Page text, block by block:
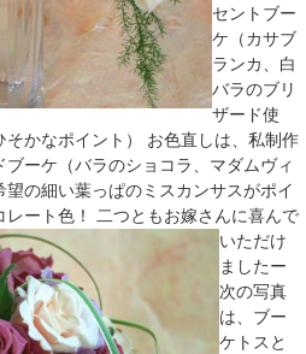
セントブー
ケ（カサブ
ランカ、白
バラのブリ
ザード使
そかなポイント） お色直しは、私制作
ーケ（バラのショコラ、マダムヴィ
の細い葉っぱのミスカンサスがポイ
レート色！ 二つともお嫁さんに喜んで
いただけ
ましたー
次の写真
は、ブー
ケトスと